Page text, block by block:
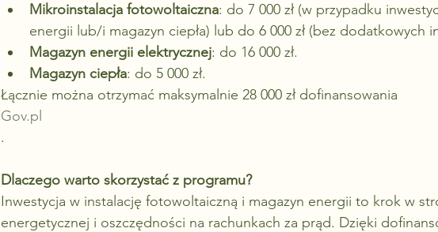
Mikroinstalacja fotowoltaiczna: do 7 000 zł (w przypadku
energii lub/i magazyn ciepła) lub do 6 000 zł (bez dodatkowych
Magazyn energii elektrycznej: do 16 000 zł.
Magazyn ciepła: do 5 000 zł.
Łącznie można otrzymać maksymalnie 28 000 zł dofinansowania
Gov.pl
.
Dlaczego warto skorzystać z programu?
Inwestycja w instalację fotowoltaiczną i magazyn energii to krok w
energetycznej i oszczędności na rachunkach za prąd. Dzięki